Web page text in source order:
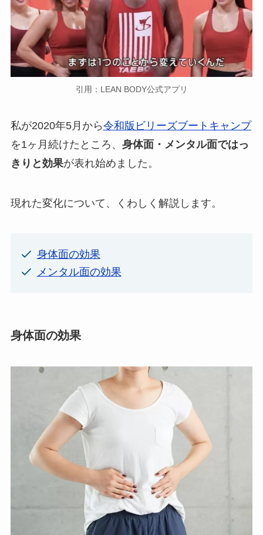
引用：LEAN BODY公式アプリ
私が2020年5月から令和版ビリーズブートキャンプ
を1ヶ月続けたところ、 身体面・メンタル面ではっ
きりと効果が表れ始めました。
現れた変化について、くわしく解説します。
身体面の効果
メンタル面の効果
身体面の効果